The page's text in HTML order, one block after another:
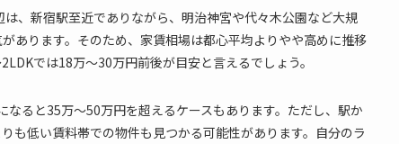
新宿駅至近でありながら、明治神宮や代々木公園など大規
あります。そのため、家賃相場は都心平均よりやや高めに推移
では18万～30万円前後が目安と言えるでしょう。
ると35万～50万円を超えるケースもあります。ただし、駅か
も低い賃料帯での物件も見つかる可能性があります。自分のラ